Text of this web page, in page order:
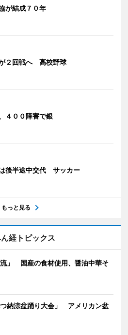
が結成７０年
２回戦へ 高校野球
４００障害で銀
は後半途中交代 サッカー
もっと見る
経トピックス
」 国産の食材使用、醤油中華そ
納涼盆踊り大会」 アメリカン盆